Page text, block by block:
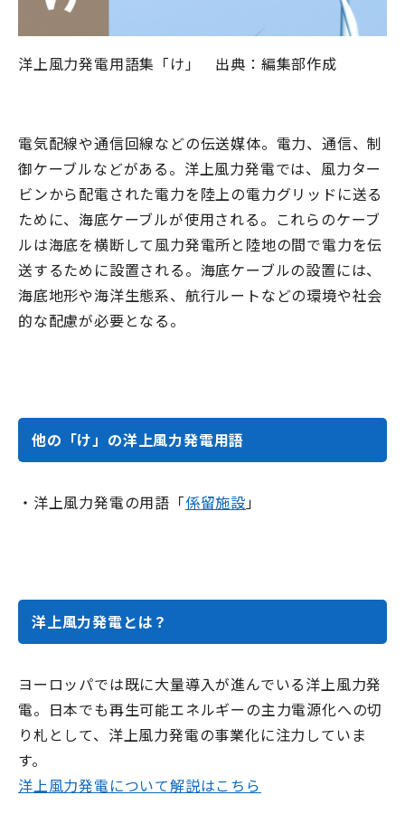
洋上風力発電用語集「け」 出典：編集部作成
電気配線や通信回線などの伝送媒体。電力、通信、制
御ケーブルなどがある。洋上風力発電では、風力ター
ビンから配電された電力を陸上の電力グリッドに送る
ために、海底ケーブルが使用される。これらのケーブ
ルは海底を横断して風力発電所と陸地の間で電力を伝
送するために設置される。海底ケーブルの設置には、
海底地形や海洋生態系、航行ルートなどの環境や社会
的な配慮が必要となる。
他の「け」の洋上風力発電用語
・洋上風力発電の用語「係留施設」
洋上風力発電とは？
ヨーロッパでは既に大量導入が進んでいる洋上風力発
電。日本でも再生可能エネルギーの主力電源化への切
り札として、洋上風力発電の事業化に注力していま
す。
洋上風力発電について解説はこちら